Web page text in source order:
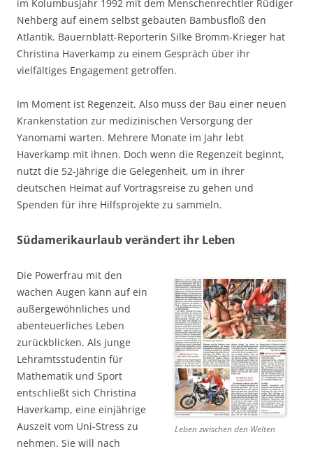
im Kolumbusjahr 1992 mit dem Menschenrechtler Rüdiger
Nehberg auf einem selbst gebauten Bambusfloß den
Atlantik. Bauernblatt-Reporterin Silke Bromm-Krieger hat
Christina Haverkamp zu einem Gespräch über ihr
vielfältiges Engagement getroffen.
Im Moment ist Regenzeit. Also muss der Bau einer neuen
Krankenstation zur medizinischen Versorgung der
Yanomami warten. Mehrere Monate im Jahr lebt
Haverkamp mit ihnen. Doch wenn die Regenzeit beginnt,
nutzt die 52-Jährige die Gelegenheit, um in ihrer
deutschen Heimat auf Vortragsreise zu gehen und
Spenden für ihre Hilfsprojekte zu sammeln.
Südamerikaurlaub verändert ihr Leben
Leben zwischen den Welten
Die Powerfrau mit den
wachen Augen kann auf ein
außergewöhnliches und
abenteuerliches Leben
zurückblicken. Als junge
Lehramtsstudentin für
Mathematik und Sport
entschließt sich Christina
Haverkamp, eine einjährige
Auszeit vom Uni-Stress zu
nehmen. Sie will nach